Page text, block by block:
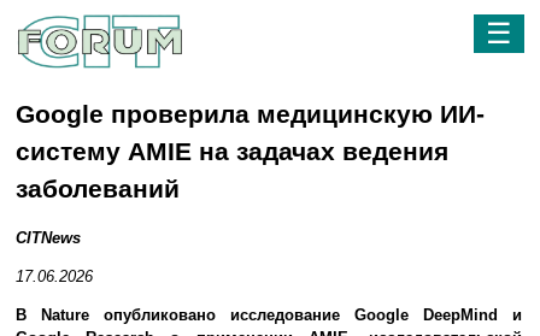
☰
Google проверила медицинскую ИИ-
систему AMIE на задачах ведения
заболеваний
CITNews
17.06.2026
В Nature опубликовано исследование Google DeepMind и